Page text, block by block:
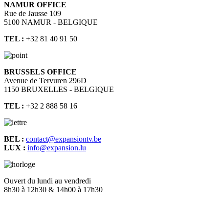
NAMUR OFFICE
Rue de Jausse 109
5100 NAMUR - BELGIQUE
TEL : +32 81 40 91 50
BRUSSELS OFFICE
Avenue de Tervuren 296D
1150 BRUXELLES - BELGIQUE
TEL : +32 2 888 58 16
BEL : contact@expansiontv.be
LUX : info@expansion.lu
Ouvert du lundi au vendredi
8h30 à 12h30 & 14h00 à 17h30